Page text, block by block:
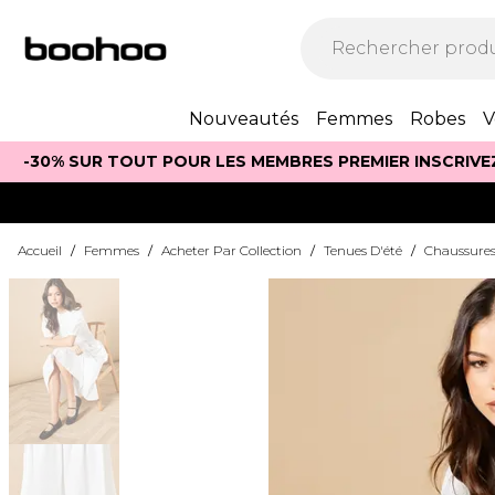
Nouveautés Femmes Robes
-30% SUR TOUT POUR LES MEMBRES PREMIER
Accueil / Femmes / Acheter Par Collection / Tenues D'été /